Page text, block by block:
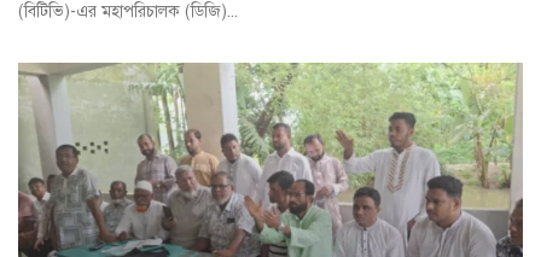
(বিটিভি)-এর মহাপরিচালক (ডিজি)...